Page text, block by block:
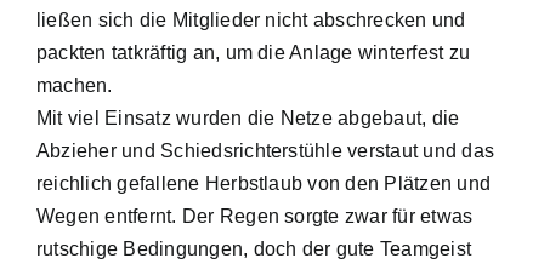
ließen sich die Mitglieder nicht abschrecken und
packten tatkräftig an, um die Anlage winterfest zu
machen.
Mit viel Einsatz wurden die Netze abgebaut, die
Abzieher und Schiedsrichterstühle verstaut und das
reichlich gefallene Herbstlaub von den Plätzen und
Wegen entfernt. Der Regen sorgte zwar für etwas
rutschige Bedingungen, doch der gute Teamgeist